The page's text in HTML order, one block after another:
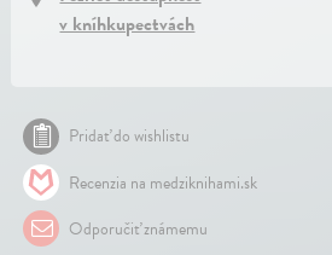
v kníhkupectvách
Pridať do wishlistu
Recenzia na medziknihami.sk
Odporučiť známemu